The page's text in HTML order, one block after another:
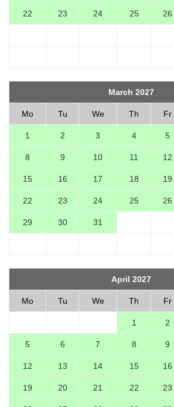
22 23 24 25 26
March 2027
Mo Tu We Th Fr
1 2 3 4 5
8 9 10 11 12
15 16 17 18 19
22 23 24 25 26
29 30 31
April 2027
Mo Tu We Th Fr
1 2
5 6 7 8 9
12 13 14 15 16
19 20 21 22 23